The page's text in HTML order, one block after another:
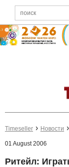
Timeseller Новости
01 August 2006
Ритейл: